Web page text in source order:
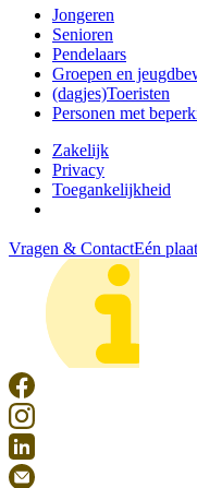
Jongeren
Senioren
Pendelaars
Groepen en
(dagjes)Toeristen
Personen met
Zakelijk
Privacy
Toegankelijkheid
Vragen & ContactEén